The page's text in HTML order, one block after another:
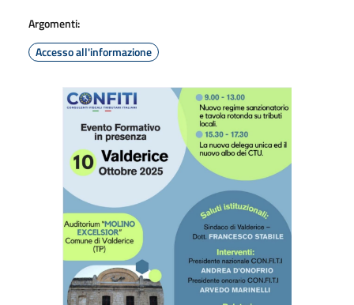
Argomenti:
Accesso all'informazione